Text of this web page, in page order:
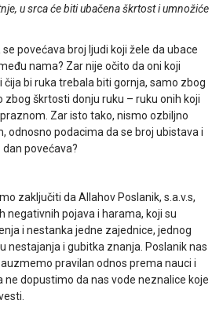
u srca će biti ubačena škrtost i umnožiće
povećava broj ljudi koji žele da ubace
nama? Zar nije očito da oni koji
bi ruka trebala biti gornja, samo zbog
zbog škrtosti donju ruku – ruku onih koji
Zar isto tako, nismo ozbiljno
odnosno podacima da se broj ubistava i
povećava?
zaključiti da Allahov Poslanik, s.a.v.s,
negativnih pojava i harama, koji su
i nestanka jedne zajednice, jednog
nestajanja i gubitka znanja. Poslanik nas
pravilan odnos prema nauci i
ne dopustimo da nas vode neznalice koje